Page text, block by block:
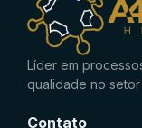
Líder em
qualidade no
Contato